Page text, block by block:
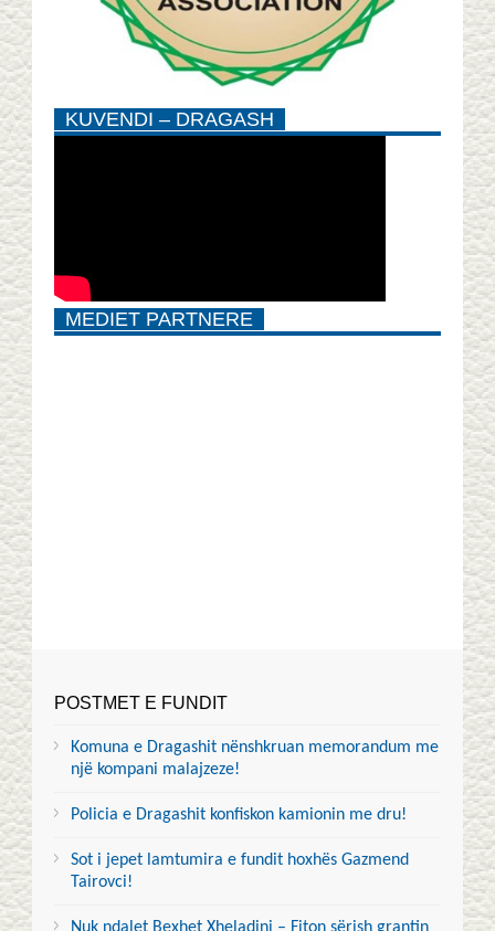
KUVENDI – DRAGASH
MEDIET PARTNERE
POSTMET E FUNDIT
Komuna e Dragashit nënshkruan memorandum me
një kompani malajzeze!
Policia e Dragashit konfiskon kamionin me dru!
Sot i jepet lamtumira e fundit hoxhës Gazmend
Tairovci!